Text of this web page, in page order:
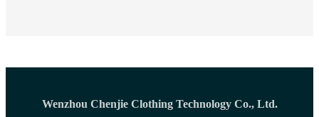
Wenzhou Chenjie Clothing Technology Co., Ltd.